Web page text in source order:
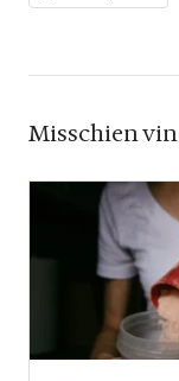
Misschien